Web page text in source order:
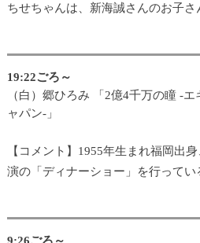
ちせちゃんは、新海誠さんのお子さ
19:22ごろ～
（白）郷ひろみ 「2億4千万の瞳 -
ャパン-」
【コメント】1955年生まれ福岡出
演の「ディナーショー」を行ってい
9:26ごろ～